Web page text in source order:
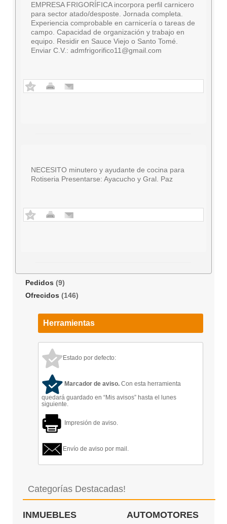
EMPRESA FRIGORÍFICA incorpora perfil carnicero
para sector atado/desposte. Jornada completa.
Experiencia comprobable en carnicería o tareas de
campo. Capacidad de organización y trabajo en
equipo. Residir en Sauce Viejo o Santo Tomé.
Enviar C.V.: admfrigorifico11@gmail.com
NECESITO minutero y ayudante de cocina para
Rotiseria Presentarse: Ayacucho y Gral. Paz
Pedidos (9)
Ofrecidos (146)
Herramientas
Estado por defecto:
Marcador de aviso. Con esta herramienta
quedará guardado en “Mis avisos” hasta el lunes
siguiente.
Impresión de aviso.
Envío de aviso por mail.
Categorías Destacadas!
INMUEBLES AUTOMOTORES